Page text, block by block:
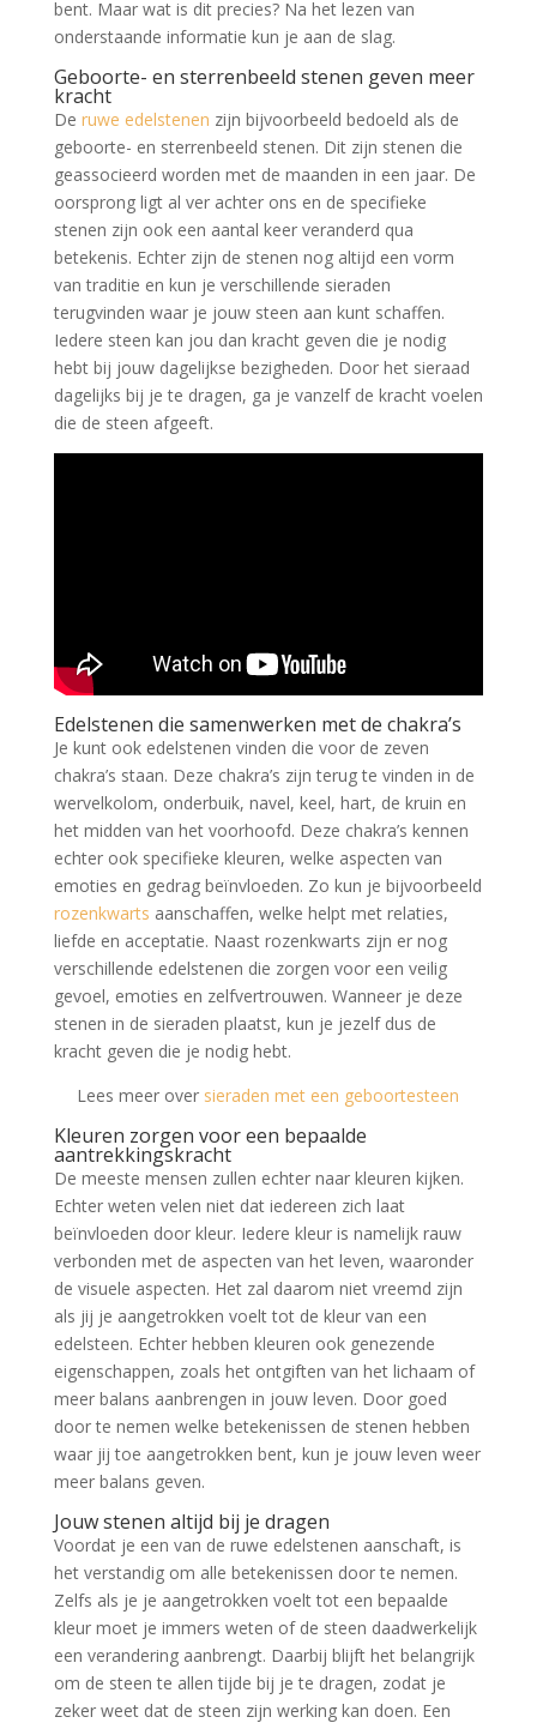
bent. Maar wat is dit precies? Na het lezen van
onderstaande informatie kun je aan de slag.
Geboorte- en sterrenbeeld stenen geven meer
kracht
De ruwe edelstenen zijn bijvoorbeeld bedoeld als de
geboorte- en sterrenbeeld stenen. Dit zijn stenen die
geassocieerd worden met de maanden in een jaar. De
oorsprong ligt al ver achter ons en de specifieke
stenen zijn ook een aantal keer veranderd qua
betekenis. Echter zijn de stenen nog altijd een vorm
van traditie en kun je verschillende sieraden
terugvinden waar je jouw steen aan kunt schaffen.
Iedere steen kan jou dan kracht geven die je nodig
hebt bij jouw dagelijkse bezigheden. Door het sieraad
dagelijks bij je te dragen, ga je vanzelf de kracht voelen
die de steen afgeeft.
Edelstenen die samenwerken met de chakra’s
Je kunt ook edelstenen vinden die voor de zeven
chakra’s staan. Deze chakra’s zijn terug te vinden in de
wervelkolom, onderbuik, navel, keel, hart, de kruin en
het midden van het voorhoofd. Deze chakra’s kennen
echter ook specifieke kleuren, welke aspecten van
emoties en gedrag beïnvloeden. Zo kun je bijvoorbeeld
rozenkwarts aanschaffen, welke helpt met relaties,
liefde en acceptatie. Naast rozenkwarts zijn er nog
verschillende edelstenen die zorgen voor een veilig
gevoel, emoties en zelfvertrouwen. Wanneer je deze
stenen in de sieraden plaatst, kun je jezelf dus de
kracht geven die je nodig hebt.
Lees meer over sieraden met een geboortesteen
Kleuren zorgen voor een bepaalde
aantrekkingskracht
De meeste mensen zullen echter naar kleuren kijken.
Echter weten velen niet dat iedereen zich laat
beïnvloeden door kleur. Iedere kleur is namelijk rauw
verbonden met de aspecten van het leven, waaronder
de visuele aspecten. Het zal daarom niet vreemd zijn
als jij je aangetrokken voelt tot de kleur van een
edelsteen. Echter hebben kleuren ook genezende
eigenschappen, zoals het ontgiften van het lichaam of
meer balans aanbrengen in jouw leven. Door goed
door te nemen welke betekenissen de stenen hebben
waar jij toe aangetrokken bent, kun je jouw leven weer
meer balans geven.
Jouw stenen altijd bij je dragen
Voordat je een van de ruwe edelstenen aanschaft, is
het verstandig om alle betekenissen door te nemen.
Zelfs als je je aangetrokken voelt tot een bepaalde
kleur moet je immers weten of de steen daadwerkelijk
een verandering aanbrengt. Daarbij blijft het belangrijk
om de steen te allen tijde bij je te dragen, zodat je
zeker weet dat de steen zijn werking kan doen. Een